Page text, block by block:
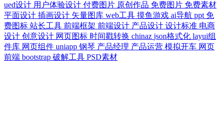
ued设计 用户体验设计 付费图片 原创作品 免费图片 免费素材
平面设计 插画设计 矢量图库 web工具 摸鱼游戏 ai导航 ppt 免
费图标 站长工具 前端框架 前端设计 产品设计 设计标准 电商
设计 创意设计 网页图标 时间戳转换 chinaz json格式化 layui组
件库 网页组件 uniapp 钢琴 产品经理 产品运营 模拟开车 网页
前端 bootstrap 破解工具 PSD素材